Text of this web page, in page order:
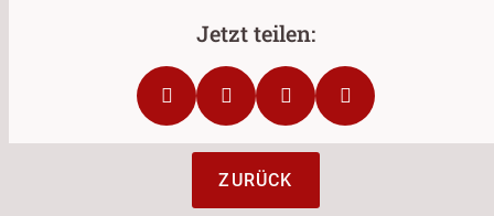
ZURÜCK